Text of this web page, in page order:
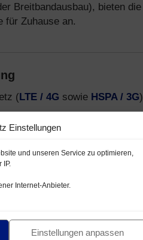
Einstellungen
und unseren Service zu optimieren,
IP.
Internet-Anbieter.
Einstellungen anpassen
Breitbandausbau), bieten die
für Zuhause an.
(LTE / 4G sowie HSPA / 3G
über das
Tarifen und